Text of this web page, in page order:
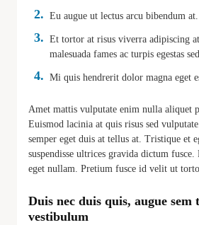
Eu augue ut lectus arcu bibendum at.
Et tortor at risus viverra adipiscing
malesuada fames ac turpis egestas
Mi quis hendrerit dolor magna eget
Amet mattis vulputate enim nulla aliquet
Euismod lacinia at quis risus sed
semper eget duis at tellus at. Tristique et
suspendisse ultrices gravida dictum
eget nullam. Pretium fusce id velit ut
Duis nec duis quis, augue sem
vestibulum